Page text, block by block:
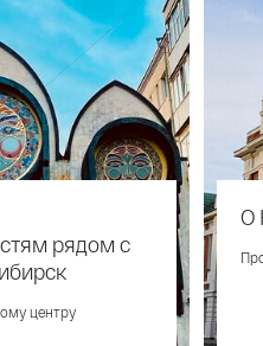
рядом с
центру
О